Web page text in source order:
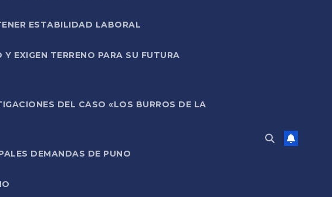
ESTABILIDAD LABORAL
EXIGEN TERRENO PARA SU FUTURA
DEL CASO «LOS BURROS DE LA
DEMANDAS DE PUNO